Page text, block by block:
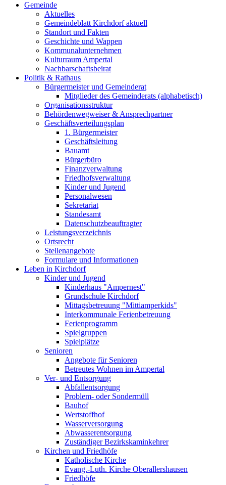
Gemeinde
Aktuelles
Gemeindeblatt Kirchdorf aktuell
Standort und Fakten
Geschichte und Wappen
Kommunalunternehmen
Kulturraum Ampertal
Nachbarschaftsbeirat
Politik & Rathaus
Bürgermeister und Gemeinderat
Mitglieder des Gemeinderats (alphabetisch)
Organisationsstruktur
Behördenwegweiser & Ansprechpartner
Geschäftsverteilungsplan
1. Bürgermeister
Geschäftsleitung
Bauamt
Bürgerbüro
Finanzverwaltung
Friedhofsverwaltung
Kinder und Jugend
Personalwesen
Sekretariat
Standesamt
Datenschutzbeauftragter
Leistungsverzeichnis
Ortsrecht
Stellenangebote
Formulare und Informationen
Leben in Kirchdorf
Kinder und Jugend
Kinderhaus "Ampernest"
Grundschule Kirchdorf
Mittagsbetreuung "Mittiamperkids"
Interkommunale Ferienbetreuung
Ferienprogramm
Spielgruppen
Spielplätze
Senioren
Angebote für Senioren
Betreutes Wohnen im Ampertal
Ver- und Entsorgung
Abfallentsorgung
Problem- oder Sondermüll
Bauhof
Wertstoffhof
Wasserversorgung
Abwasserentsorgung
Zuständiger Bezirkskaminkehrer
Kirchen und Friedhöfe
Katholische Kirche
Evang.-Luth. Kirche Oberallershausen
Friedhöfe